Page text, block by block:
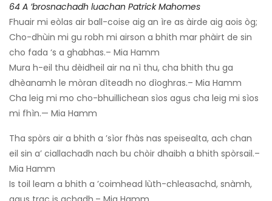
64 A ’brosnachadh luachan Patrick Mahomes
Fhuair mi eòlas air ball-coise aig an ìre as àirde aig aois òg;
Cho-dhùin mi gu robh mi airson a bhith mar phàirt de sin
cho fada ‘s a ghabhas.– Mia Hamm
Mura h-eil thu dèidheil air na nì thu, cha bhith thu ga
dhèanamh le mòran dìteadh no dìoghras.– Mia Hamm
Cha leig mi mo cho-bhuillichean sìos agus cha leig mi sìos
mi fhìn.— Mia Hamm
Tha spòrs air a bhith a ’sìor fhàs nas speisealta, ach chan
eil sin a’ ciallachadh nach bu chòir dhaibh a bhith spòrsail.–
Mia Hamm
Is toil leam a bhith a ’coimhead lùth-chleasachd, snàmh,